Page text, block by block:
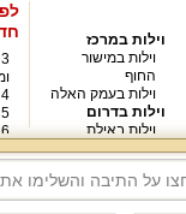
וילות במרכז
וילות במישור
החוף
וילות בעמק האלה
וילות בדרום
וילות באילת
4 חדרי שינה
5 חדרי שינה
6 חדרי שינה
7 חדרי שינה